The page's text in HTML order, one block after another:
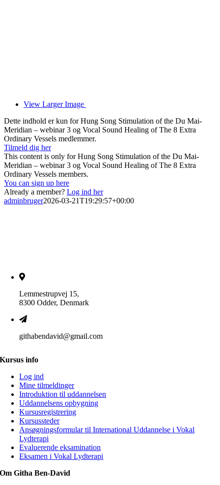
View Larger Image
Dette indhold er kun for Hung Song Stimulation of the Du Mai-
Meridian – webinar 3 og Vocal Sound Healing of The 8 Extra
Ordinary Vessels medlemmer.
Tilmeld dig her
This content is only for Hung Song Stimulation of the Du Mai-
Meridian – webinar 3 og Vocal Sound Healing of The 8 Extra
Ordinary Vessels members.
You can sign up here
Already a member? Log ind her
adminbruger2026-03-21T19:29:57+00:00
Lemmestrupvej 15,
8300 Odder, Denmark
githabendavid@gmail.com
Kursus info
Log ind
Mine tilmeldinger
Introduktion til uddannelsen
Uddannelsens opbygning
Kursusregistrering
Kursussteder
Ansøgningsformular til International Uddannelse i Vokal
Lydterapi
Evaluerende eksamination
Eksamen i Vokal Lydterapi
Om Githa Ben-David